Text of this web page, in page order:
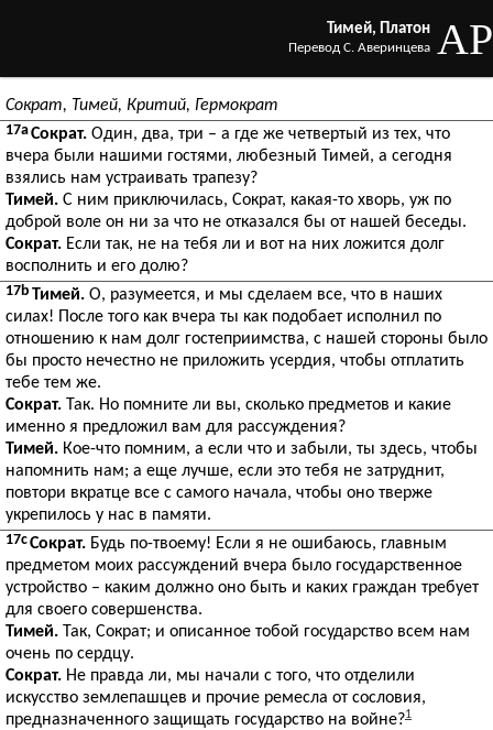
Тимей, Платон
Перевод С. Аверинцева AP
Сократ, Тимей, Критий, Гермократ
17aСократ. Один, два, три – а где же четвертый из тех, что
вчера были нашими гостями, любезный Тимей, а сегодня
взялись нам устраивать трапезу?
Тимей. С ним приключилась, Сократ, какая-то хворь, уж по
доброй воле он ни за что не отказался бы от нашей беседы.
Сократ. Если так, не на тебя ли и вот на них ложится долг
восполнить и его долю?
17b Тимей. О, разумеется, и мы сделаем все, что в наших
силах! После того как вчера ты как подобает исполнил по
отношению к нам долг гостеприимства, с нашей стороны было
бы просто нечестно не приложить усердия, чтобы отплатить
тебе тем же.
Сократ. Так. Но помните ли вы, сколько предметов и какие
именно я предложил вам для рассуждения?
Тимей. Кое-что помним, а если что и забыли, ты здесь, чтобы
напомнить нам; а еще лучше, если это тебя не затруднит,
повтори вкратце все с самого начала, чтобы оно тверже
укрепилось у нас в памяти.
17cСократ. Будь по-твоему! Если я не ошибаюсь, главным
предметом моих рассуждений вчера было государственное
устройство – каким должно оно быть и каких граждан требует
для своего совершенства.
Тимей. Так, Сократ; и описанное тобой государство всем нам
очень по сердцу.
Сократ. Не правда ли, мы начали с того, что отделили
искусство землепашцев и прочие ремесла от сословия,
предназначенного защищать государство на войне?1